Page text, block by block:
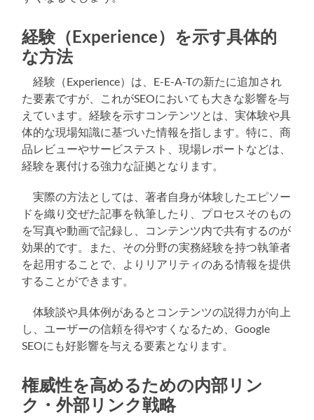
経験（Experience）を示す具体的
な方法
経験（Experience）は、E-E-A-Tの新たに追加され
た要素ですが、これがSEOにおいても大きな影響を与
えています。経験を示すコンテンツとは、実体験や具
体的な現場知識に基づいた情報を指します。特に、商
品レビューやサービステスト、現場レポートなどは、
経験を裏付ける強力な証拠となります。
実際の方法としては、著者自身が体験したエピソー
ドを織り交ぜた記事を執筆したり、プロセスそのもの
を写真や動画で記録し、コンテンツ内で共有するのが
効果的です。また、その分野の実務経験を持つ執筆者
を起用することで、よりリアリティのある情報を提供
することができます。
体験談や具体例があるとコンテンツの説得力が向上
し、ユーザーの信頼を得やすくなるため、Google
SEOにも好影響を与える要素となります。
権威性を高めるための内部リン
ク・外部リンク戦略